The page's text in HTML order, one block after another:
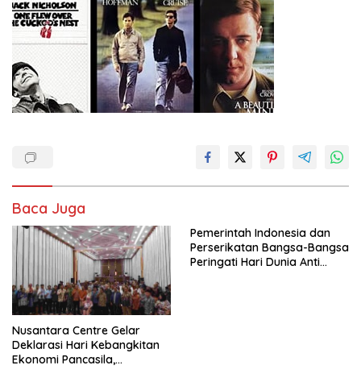
Baca Juga
Nusantara Centre Gelar
Deklarasi Hari Kebangkitan
Ekonomi Pancasila,
Pemerintah Indonesia dan
Perserikatan Bangsa-Bangsa
Peringati Hari Dunia Anti